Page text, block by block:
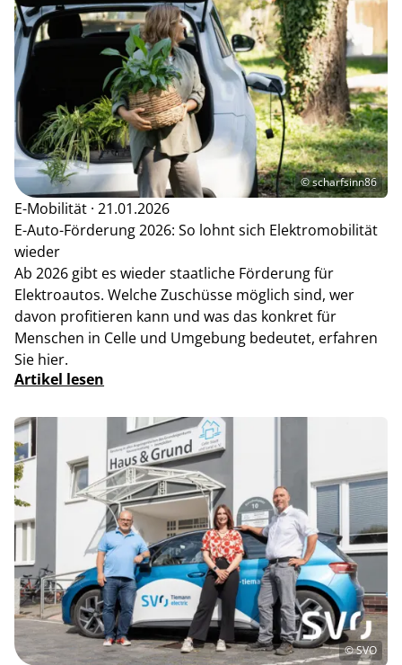
© scharfsinn86
E-Mobilität · 21.01.2026
E-Auto-Förderung 2026: So lohnt sich Elektromobilität
wieder
Ab 2026 gibt es wieder staatliche Förderung für
Elektroautos. Welche Zuschüsse möglich sind, wer
davon profitieren kann und was das konkret für
Menschen in Celle und Umgebung bedeutet, erfahren
Sie hier.
Artikel lesen
© SVO